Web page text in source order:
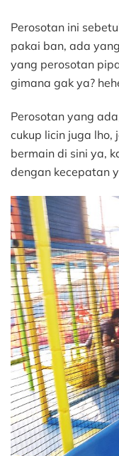
Perosotan ini
pakai ban, ada
yang perosotan
gimana gak ya?
Perosotan yang
cukup licin juga
bermain di sini ya,
dengan kecepatan